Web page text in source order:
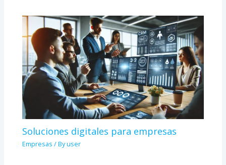
Soluciones digitales para empresas
Empresas / Byuser